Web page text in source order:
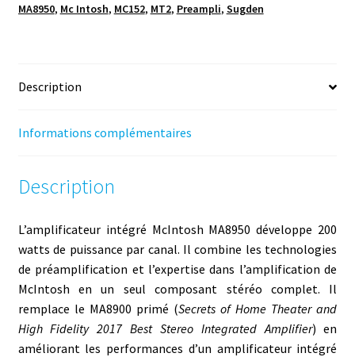
MA8950, Mc Intosh, MC152, MT2, Preampli, Sugden
Description
Informations complémentaires
Description
L’amplificateur intégré McIntosh MA8950 développe 200
watts de puissance par canal. Il combine les technologies
de préamplification et l’expertise dans l’amplification de
McIntosh en un seul composant stéréo complet. Il
remplace le MA8900 primé (Secrets of Home Theater and
High Fidelity 2017 Best Stereo Integrated Amplifier) en
améliorant les performances d’un amplificateur intégré